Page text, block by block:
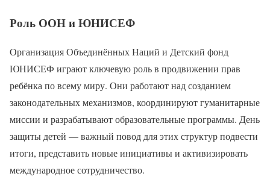
Роль ООН и ЮНИСЕФ
Организация Объединённых Наций и Детский фонд
ЮНИСЕФ играют ключевую роль в продвижении прав
ребёнка по всему миру. Они работают над созданием
законодательных механизмов, координируют гуманитарные
миссии и разрабатывают образовательные программы. День
защиты детей — важный повод для этих структур подвести
итоги, представить новые инициативы и активизировать
международное сотрудничество.